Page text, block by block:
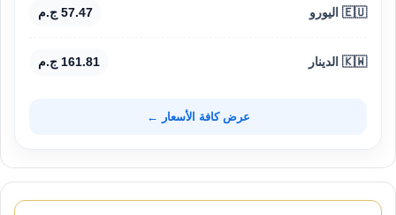
🇪🇺 اليورو 57.47 ج.م
🇰🇼 الدينار 161.81 ج.م
عرض كافة الأسعار ←